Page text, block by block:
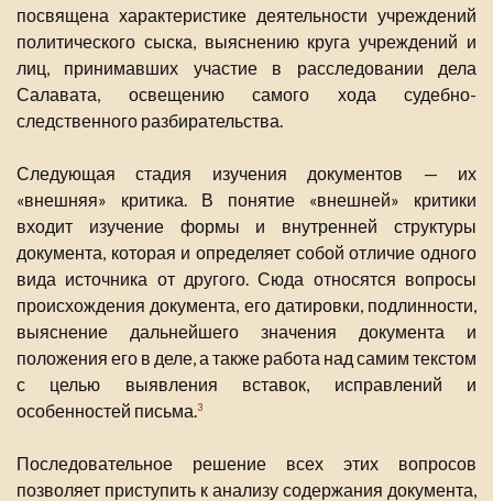
посвящена характеристике деятельности учреждений
политического сыска, выяснению круга учреждений и
лиц, принимавших участие в расследовании дела
Салавата, освещению самого хода судебно-
следственного разбирательства.
Следующая стадия изучения документов — их
«внешняя» критика. В понятие «внешней» критики
входит изучение формы и внутренней структуры
документа, которая и определяет собой отличие одного
вида источника от другого. Сюда относятся вопросы
происхождения документа, его датировки, подлинности,
выяснение дальнейшего значения документа и
положения его в деле, а также работа над самим текстом
с целью выявления вставок, исправлений и
особенностей письма.3
Последовательное решение всех этих вопросов
позволяет приступить к анализу содержания документа,